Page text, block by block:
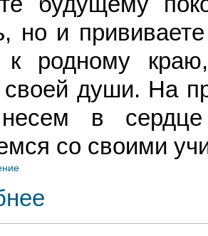
но и
родному
своей души. На
в
со своими